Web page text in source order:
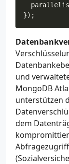
und
MongoDB
unterstützen
dem